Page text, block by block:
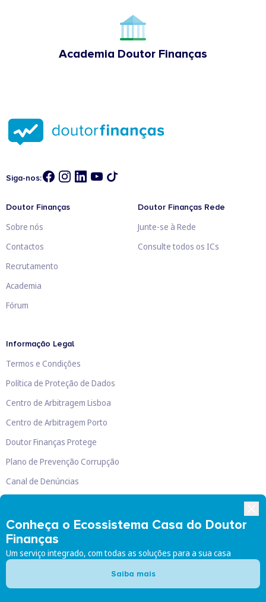
Academia Doutor Finanças
Conheça o Ecossistema Casa do Doutor
Finanças
Um serviço integrado, com todas as soluções para a sua casa
Saiba mais
Siga-nos:
Doutor Finanças
Sobre nós
Contactos
Recrutamento
Academia
Fórum
Doutor Finanças Rede
Junte-se à Rede
Consulte todos os ICs
Informação Legal
Termos e Condições
Política de Proteção de Dados
Centro de Arbitragem Lisboa
Centro de Arbitragem Porto
Doutor Finanças Protege
Plano de Prevenção Corrupção
Canal de Denúncias
Doutor Finanças, Lda